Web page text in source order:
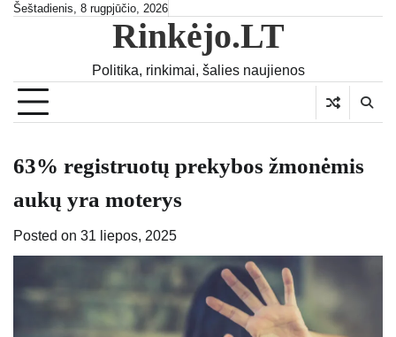
SkipŠeštadienis, 8 rugpjūčio, 2026
Rinkėjo.LT
Politika, rinkimai, šalies naujienos
63% registruotų prekybos žmonėmis
aukų yra moterys
Posted on 31 liepos, 2025